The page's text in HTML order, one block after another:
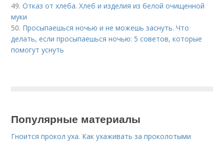
49.Отказ от хлеба. Хлеб и изделия из белой очищенной
муки
50. Просыпаешься ночью и не можешь заснуть. Что
делать, если просыпаешься ночью: 5 советов, которые
помогут уснуть
Популярные материалы
Гноится прокол уха. Как ухаживать за проколотыми